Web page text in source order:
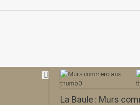
La Baule : Murs